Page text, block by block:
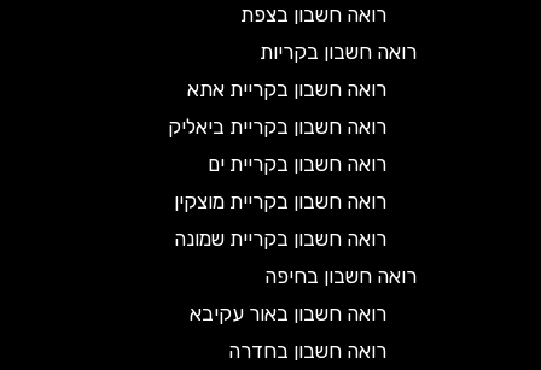
רואה חשבון בצפת
רואה חשבון בקריות
רואה חשבון בקריית אתא
רואה חשבון בקריית ביאליק
רואה חשבון בקריית ים
רואה חשבון בקריית מוצקין
רואה חשבון בקריית שמונה
רואה חשבון בחיפה
רואה חשבון באור עקיבא
רואה חשבון בחדרה